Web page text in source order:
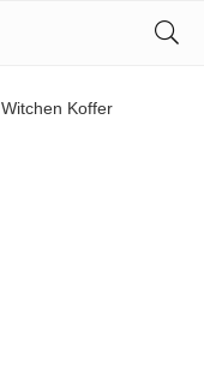
Witchen Koffer